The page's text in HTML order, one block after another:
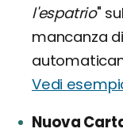
l'espatrio"
mancanza
Vedi
Nuova